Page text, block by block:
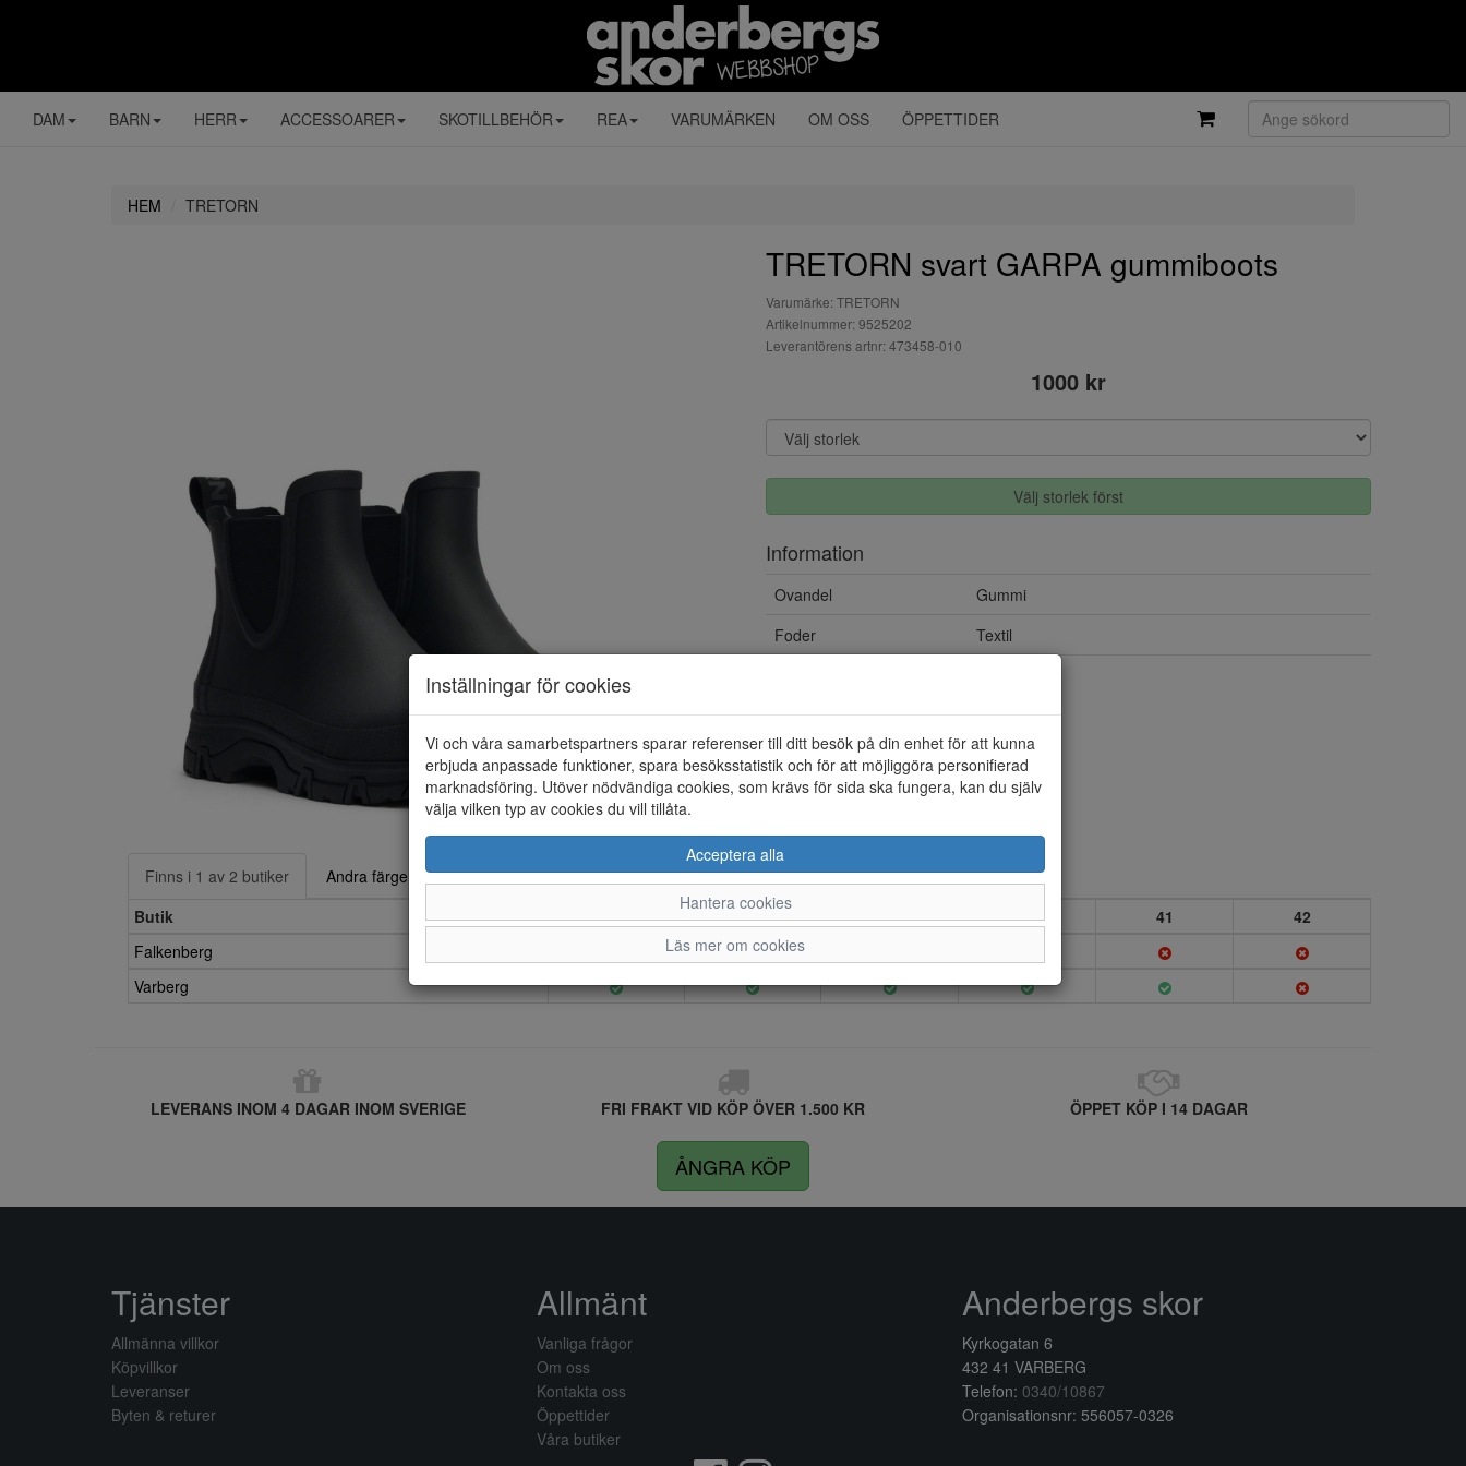
DAM BARN HERR ACCESSOARER SKOTILLBEHÖR REA VARUMÄRKEN OM OSS ÖPPETTIDER
HEM TRETORN
TRETORN svart GARPA gummiboots
Varumärke: TRETORN
Artikelnummer: 9525202
Leverantörens artnr: 473458-010
1000 kr
Välj storlek först
Information
Ovandel
Gummi
Foder
Textil
Finns i 1 av 2 butiker
Andra färger
Butik
37 38 39 40 41
42
Falkenberg
Varberg
LEVERANS INOM 4 DAGAR INOM SVERIGE FRI FRAKT VID KÖP ÖVER 1.500 KR ÖPPET KÖP I 14 DAGAR
ÅNGRA KÖP
Inställningar för cookies
Vi och våra samarbetspartners sparar referenser till ditt besök på din enhet för att kunna
erbjuda anpassade funktioner, spara besöksstatistik och för att möjliggöra personifierad
marknadsföring. Utöver nödvändiga cookies, som krävs för sida ska fungera, kan du själv
välja vilken typ av cookies du vill tillåta.
Acceptera alla
Hantera cookies
Läs mer om cookies
Tjänster
Allmänna villkor
Köpvillkor
Leveranser
Byten & returer
Allmänt
Vanliga frågor
Om oss
Kontakta oss
Öppettider
Våra butiker
Anderbergs skor
Kyrkogatan 6
432 41 VARBERG
Telefon: 0340/10867
Organisationsnr: 556057-0326